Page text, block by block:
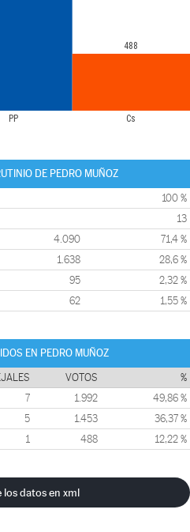
PP Cs
488
DE PEDRO MUÑOZ
100 %
13
4.090 71,4 %
1.638 28,6 %
95 2,32 %
62 1,55 %
EN PEDRO MUÑOZ
VOTOS %
7 1.992 49,86 %
5 1.453 36,37 %
1 488 12,22 %
los datos en xml